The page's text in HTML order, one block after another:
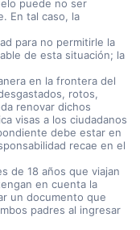
puede no ser
En tal caso, la
para no permitirle la
de esta situación; la
en la frontera del
rotos,
renovar dichos
visas a los ciudadanos
debe estar en
recae en el
de 18 años que viajan
en cuenta la
un documento que
padres al ingresar